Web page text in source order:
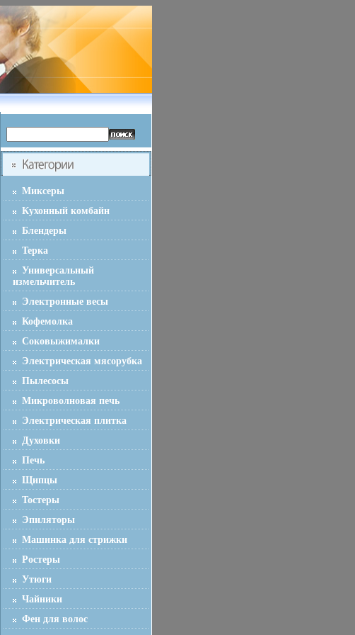
Миксеры
Кухонный комбайн
Блендеры
Терка
Универсальный
измельчитель
Электронные весы
Кофемолка
Соковыжималки
Электрическая мясорубка
Пылесосы
Микроволновая печь
Электрическая плитка
Духовки
Печь
Щипцы
Тостеры
Эпиляторы
Машинка для стрижки
Ростеры
Утюги
Чайники
Фен для волос